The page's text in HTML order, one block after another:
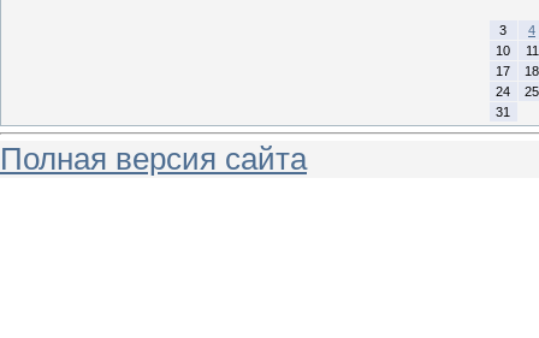
3
4
10
11
17
18
24
25
31
Полная версия сайта